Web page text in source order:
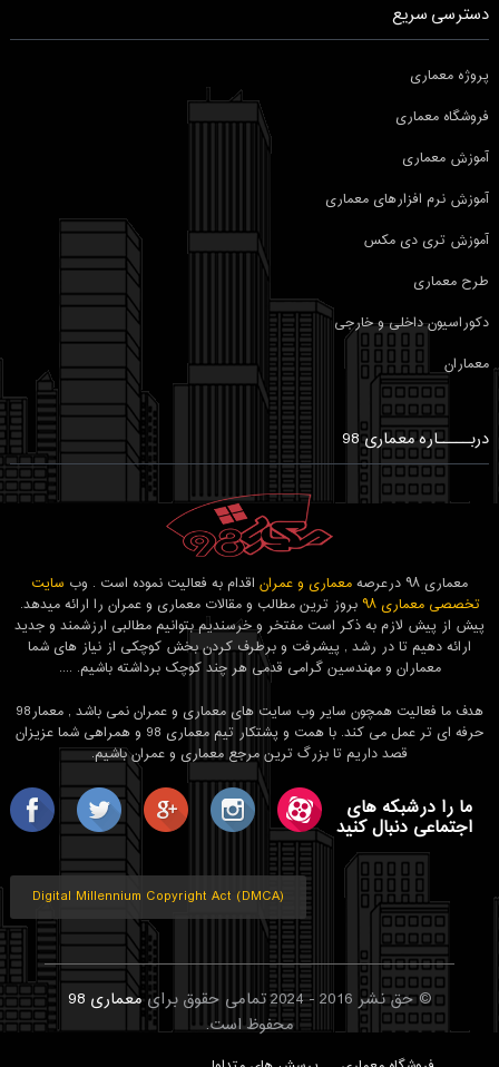
دسترسی سریع
پروژه معماری
فروشگاه معماری
آموزش معماری
آموزش نرم افزارهای معماری
آموزش تری دی مکس
طرح معماری
دکوراسیون داخلی و خارجی
معماران
دربـــــاره معماری 98
معماری ۹۸ درعرصه معماری و عمران اقدام به فعالیت نموده است . وب سایت
تخصصی معماری ۹۸
بروز ترین مطالب و مقالات معماری و عمران را ارائه میدهد.
پیش از پیش لازم به ذکر است مفتخر و خرسندیم بتوانیم مطالبی ارزشمند و جدید
ارائه دهیم تا در رشد , پیشرفت و برطرف کردن بخش کوچکی از نیاز های شما
معماران و مهندسین گرامی قدمی هر چند کوچک برداشته باشیم. ....
هدف ما فعالیت همچون سایر وب سایت های معماری و عمران نمی باشد , معمار98
حرفه ای تر عمل می کند. با همت و پشتکار تیم معماری 98 و همراهی شما عزیزان
قصد داریم تا بزرگ ترین مرجع معماری و عمران باشیم.
ما را درشبکه های
اجتماعی دنبال کنید
Digital Millennium Copyright Act (DMCA)
© حق نشر 2016 - 2024 تمامی حقوق برای
معماری 98
محفوظ است.